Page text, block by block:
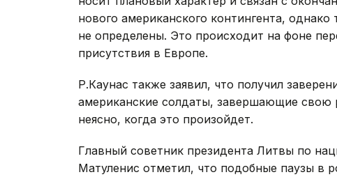
нового американского контингента,
не определены. Это происходит на фоне
присутствия в Европе.
Р.Каунас также заявил, что получил
американские солдаты, завершающие
неясно, когда это произойдет.
Главный советник президента Литвы по
Матуленис отметил, что подобные паузы в